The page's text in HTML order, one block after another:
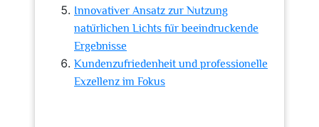
Innovativer Ansatz zur Nutzung
natürlichen Lichts für beeindruckende
Ergebnisse
Kundenzufriedenheit und professionelle
Exzellenz im Fokus